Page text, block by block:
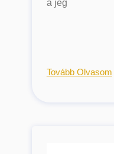
a jég
Tovább Olvasom